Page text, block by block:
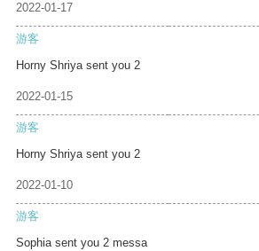
2022-01-17
游客
Horny Shriya sent you 2
2022-01-15
游客
Horny Shriya sent you 2
2022-01-10
游客
Sophia sent you 2 messa